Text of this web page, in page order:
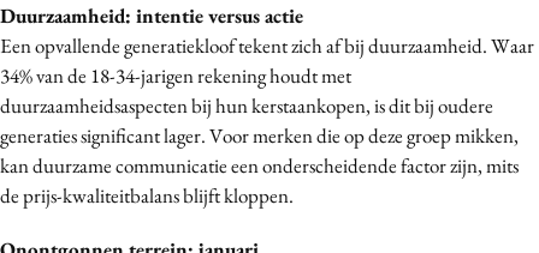
Duurzaamheid: intentie versus actie
Een opvallende generatiekloof tekent zich af bij duurzaamheid. Waar
34% van de 18-34-jarigen rekening houdt met
duurzaamheidsaspecten bij hun kerstaankopen, is dit bij oudere
generaties significant lager. Voor merken die op deze groep mikken,
kan duurzame communicatie een onderscheidende factor zijn, mits
de prijs-kwaliteitbalans blijft kloppen.